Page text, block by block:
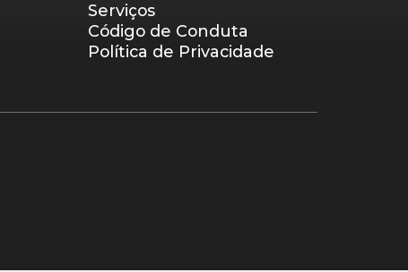
Serviços
Código de Conduta
Política de Privacidade